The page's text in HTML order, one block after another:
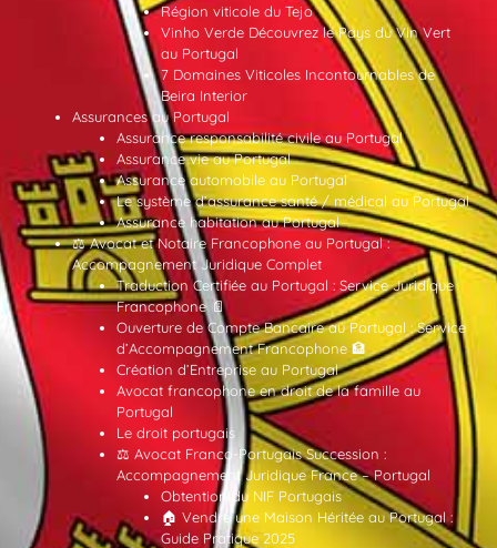
Région viticole du Tejo
Vinho Verde Découvrez le Pays du Vin Vert
au Portugal
7 Domaines Viticoles Incontournables de
Beira Interior
Assurances au Portugal
Assurance responsabilité civile au Portugal
Assurance vie au Portugal
Assurance automobile au Portugal
Le système d’assurance santé / médical au Portugal
Assurance habitation au Portugal
⚖️ Avocat et Notaire Francophone au Portugal :
Accompagnement Juridique Complet
Traduction Certifiée au Portugal : Service Juridique
Francophone 📄
Ouverture de Compte Bancaire au Portugal : Service
d’Accompagnement Francophone 🏦
Création d’Entreprise au Portugal
Avocat francophone en droit de la famille au
Portugal
Le droit portugais
⚖️ Avocat Franco-Portugais Succession :
Accompagnement Juridique France – Portugal
Obtention du NIF Portugais
🏠 Vendre une Maison Héritée au Portugal :
Guide Pratique 2025